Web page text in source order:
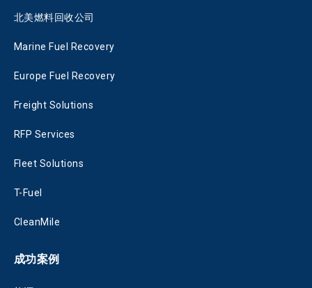
北美燃料回收公司
Marine Fuel Recovery
Europe Fuel Recovery
Freight Solutions
RFP Services
Fleet Solutions
T-Fuel
CleanMile
成功案例